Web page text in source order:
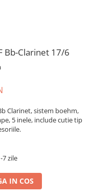
Bb-Clarinet 17/6
Clarinet, sistem boehm,
5 inele, include cutie tip
7 zile
IN COS